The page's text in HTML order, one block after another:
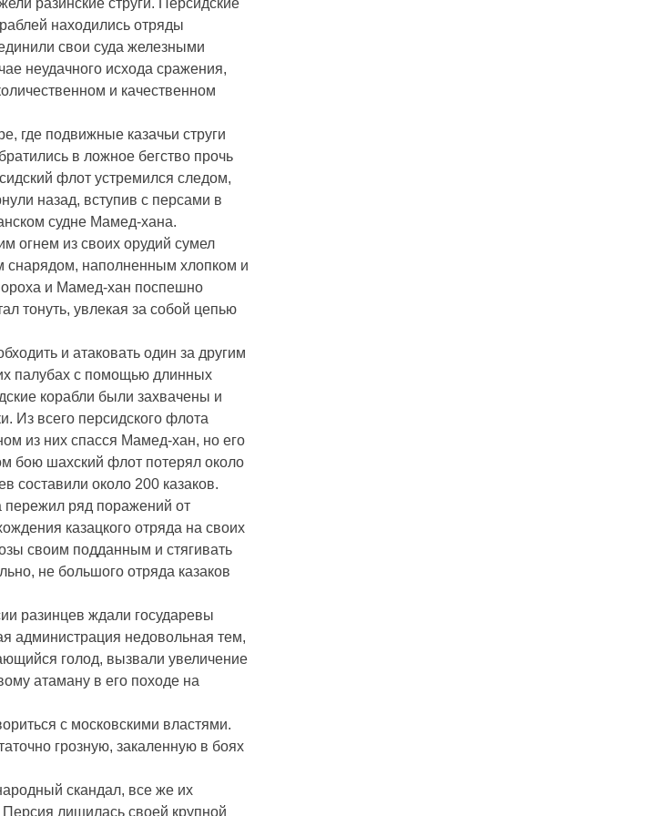
разинские струги. Персидские
находились отряды
свои суда железными
неудачного исхода сражения,
и качественном
где подвижные казачьи струги
в ложное бегство прочь
флот устремился следом,
назад, вступив с персами в
судне Мамед-хана.
огнем из своих орудий сумел
снарядом, наполненным хлопком и
и Мамед-хан поспешно
тонуть, увлекая за собой цепью
и атаковать один за другим
палубах с помощью длинных
корабли были захвачены и
Из всего персидского флота
из них спасся Мамед-хан, но его
бою шахский флот потерял около
составили около 200 казаков.
пережил ряд поражений от
казацкого отряда на своих
своим подданным и стягивать
не большого отряда казаков
разинцев ждали государевы
администрация недовольная тем,
голод, вызвали увеличение
атаману в его походе на
с московскими властями.
грозную, закаленную в боях
скандал, все же их
лишилась своей крупной